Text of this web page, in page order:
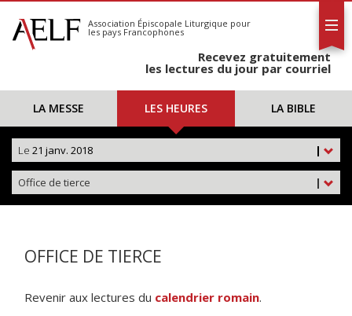
S'abonner
Calendrier
Association Épiscopale Liturgique pour
les pays Francophones
Recevez gratuitement
les lectures du jour par courriel
LA MESSE LES HEURES LA BIBLE
|
Le 21 janv. 2018
|
Office de tierce
OFFICE DE TIERCE
Revenir aux lectures du calendrier romain.